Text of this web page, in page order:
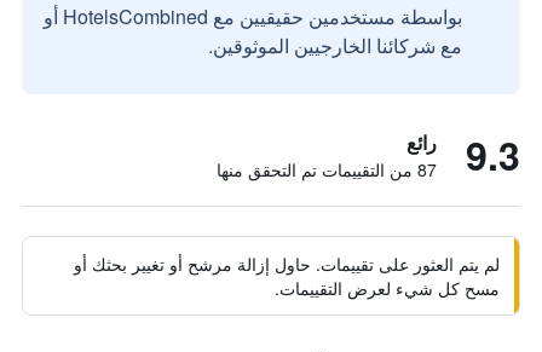
بواسطة مستخدمين حقيقيين مع HotelsCombined أو
مع شركائنا الخارجيين الموثوقين.
9.3 رائع
87 من التقييمات تم التحقق منها
لم يتم العثور على تقييمات. حاول إزالة مرشح أو تغيير بحثك أو
مسح كل شيء لعرض التقييمات.